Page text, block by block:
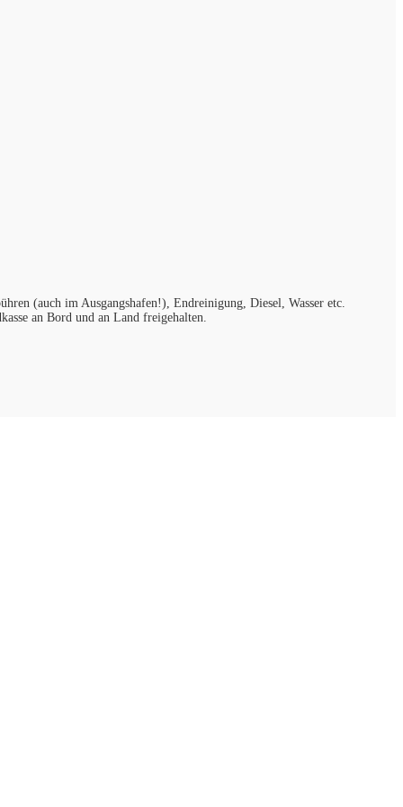
(auch im Ausgangshafen!), Endreinigung, Diesel, Wasser etc.
an Bord und an Land freigehalten.